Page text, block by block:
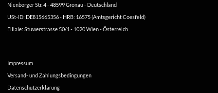
Nienborger Str. 4 - 48599 Gronau - Deutschland
USt-ID: DE815665356 - HRB: 16575 (Amtsgericht Coesfeld)
Filiale: Stuwerstrasse 50/1 - 1020 Wien - Österreich
Impressum
Versand- und Zahlungsbedingungen
Datenschutzerklärung